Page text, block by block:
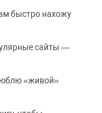
быстро нахожу
сайты —
«живой»